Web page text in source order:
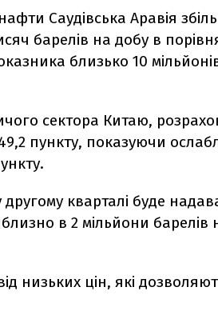
Саудівська Аравія
барелів на добу в
близько 10
сектора Китаю,
пункту, показуючи
кварталі буде
в 2 мільйони барелів
низьких цін, які